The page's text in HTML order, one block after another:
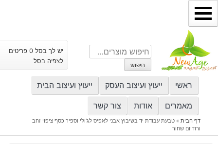
דילוג
לתוכן
חיפוש
עבור:
חיפוש
יש לך בסל 0 פריטים
לצפיה בסל
ראשי ייעוץ ועיצוב העסק ייעוץ ועיצוב הבית
מאמרים אודות צור קשר
דף הבית» טבעת עבודת יד בשיבוץ אבני לאפיס לג'ולי וספיר כסף ציפוי זהב
ורודיום שחור